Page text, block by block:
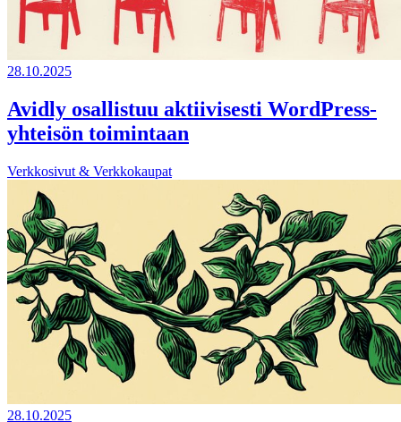
28.10.2025
Avidly osallistuu aktiivisesti WordPress-
yhteisön toimintaan
Verkkosivut & Verkkokaupat
28.10.2025